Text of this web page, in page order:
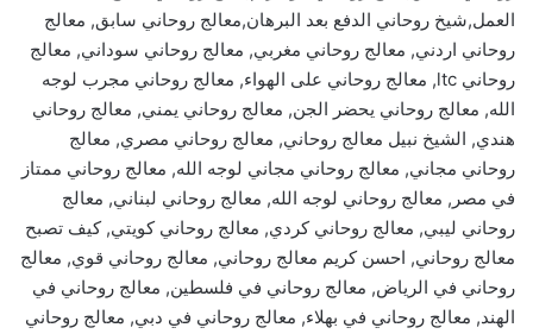
العمل,شيخ روحاني الدفع بعد البرهان,معالج روحاني سابق, معالج
روحاني اردني, معالج روحاني مغربي, معالج روحاني سوداني, معالج
روحاني ltc, معالج روحاني على الهواء, معالج روحاني مجرب لوجه
الله, معالج روحاني يحضر الجن, معالج روحاني يمني, معالج روحاني
هندي, الشيخ نبيل معالج روحاني, معالج روحاني مصري, معالج
روحاني مجاني, معالج روحاني مجاني لوجه الله, معالج روحاني ممتاز
في مصر, معالج روحاني لوجه الله, معالج روحاني لبناني, معالج
روحاني ليبي, معالج روحاني كردي, معالج روحاني كويتي, كيف تصبح
معالج روحاني, احسن كريم معالج روحاني, معالج روحاني قوي, معالج
روحاني في الرياض, معالج روحاني في فلسطين, معالج روحاني في
الهند, معالج روحاني في بهلاء, معالج روحاني في دبي, معالج روحاني